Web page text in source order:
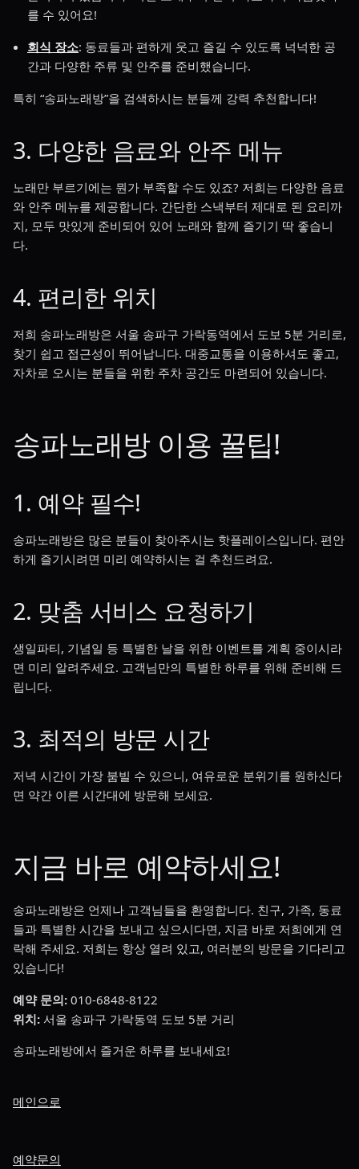
를 수 있어요!
회식 장소: 동료들과 편하게 웃고 즐길 수 있도록 넉넉한 공
간과 다양한 주류 및 안주를 준비했습니다.
특히 “송파노래방”을 검색하시는 분들께 강력 추천합니다!
3. 다양한 음료와 안주 메뉴
노래만 부르기에는 뭔가 부족할 수도 있죠? 저희는 다양한 음료
와 안주 메뉴를 제공합니다. 간단한 스낵부터 제대로 된 요리까
지, 모두 맛있게 준비되어 있어 노래와 함께 즐기기 딱 좋습니
다.
4. 편리한 위치
저희 송파노래방은 서울 송파구 가락동역에서 도보 5분 거리로,
찾기 쉽고 접근성이 뛰어납니다. 대중교통을 이용하셔도 좋고,
자차로 오시는 분들을 위한 주차 공간도 마련되어 있습니다.
송파노래방 이용 꿀팁!
1. 예약 필수!
송파노래방은 많은 분들이 찾아주시는 핫플레이스입니다. 편안
하게 즐기시려면 미리 예약하시는 걸 추천드려요.
2. 맞춤 서비스 요청하기
생일파티, 기념일 등 특별한 날을 위한 이벤트를 계획 중이시라
면 미리 알려주세요. 고객님만의 특별한 하루를 위해 준비해 드
립니다.
3. 최적의 방문 시간
저녁 시간이 가장 붐빌 수 있으니, 여유로운 분위기를 원하신다
면 약간 이른 시간대에 방문해 보세요.
지금 바로 예약하세요!
송파노래방은 언제나 고객님들을 환영합니다. 친구, 가족, 동료
들과 특별한 시간을 보내고 싶으시다면, 지금 바로 저희에게 연
락해 주세요. 저희는 항상 열려 있고, 여러분의 방문을 기다리고
있습니다!
예약 문의: 010-6848-8122
위치: 서울 송파구 가락동역 도보 5분 거리
송파노래방에서 즐거운 하루를 보내세요!
메인으로
예약문의